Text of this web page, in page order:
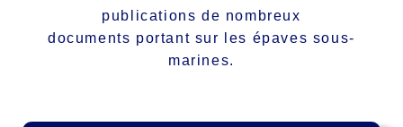
publications de nombreux
documents portant sur les épaves sous-
marines.